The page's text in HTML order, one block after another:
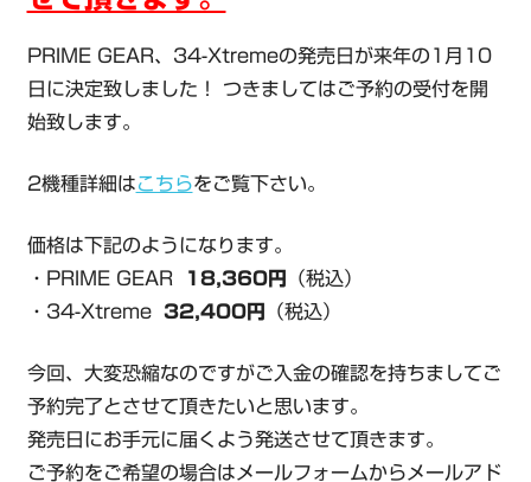
PRIME GEAR、34-Xtremeの発売日が来年の1月10
日に決定致しました！ つきましてはご予約の受付を開
始致します。
2機種詳細はこちらをご覧下さい。
価格は下記のようになります。
・PRIME GEAR
18,360円
（税込）
・34-Xtreme 32,400円 （税込）
今回、大変恐縮なのですがご入金の確認を持ちましてご
予約完了とさせて頂きたいと思います。
発売日にお手元に届くよう発送させて頂きます。
ご予約をご希望の場合はメールフォームからメールアド